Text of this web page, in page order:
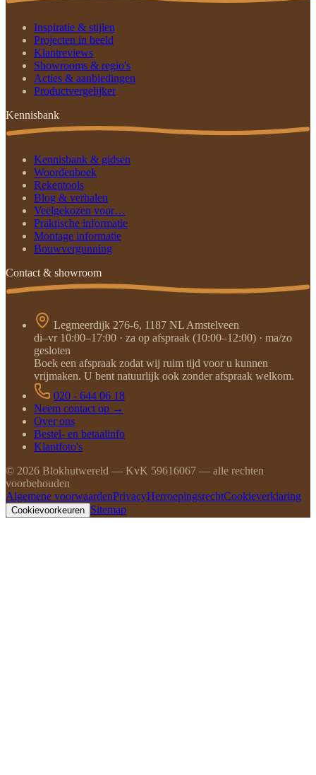
Inspiratie & stijlen
Projecten in beeld
Klantreviews
Showrooms & regio's
Acties & aanbiedingen
Productvergelijker
Kennisbank
Kennisbank & gidsen
Woordenboek
Rekentools
Blog & verhalen
Veelgekozen voor…
Praktische informatie
Montage informatie
Bouwvergunning
Contact & showroom
Legmeerdijk 276-6, 1187 NL Amstelveen
di–vr 10:00–17:00 · za op afspraak (10:00–12:00) · ma/zo
gesloten
Boek een afspraak zodat wij ruim tijd voor u kunnen
vrijmaken. U bent natuurlijk ook zonder afspraak welkom.
020 - 644 06 18
Neem contact op →
Over ons
Bestel- en betaalinfo
Klantfoto's
© 2026 Blokhutwereld — KvK 59616067 — alle rechten
voorbehouden
Algemene voorwaardenPrivacyHerroepingsrechtCookieverklaring
Cookievoorkeuren Sitemap